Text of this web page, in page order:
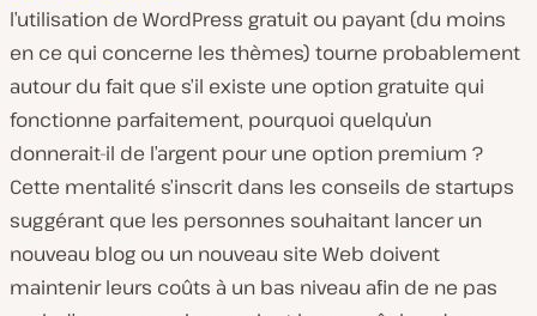
l’utilisation de WordPress gratuit ou payant (du moins
en ce qui concerne les thèmes) tourne probablement
autour du fait que s’il existe une option gratuite qui
fonctionne parfaitement, pourquoi quelqu’un
donnerait-il de l’argent pour une option premium ?
Cette mentalité s’inscrit dans les conseils de startups
suggérant que les personnes souhaitant lancer un
nouveau blog ou un nouveau site Web doivent
maintenir leurs coûts à un bas niveau afin de ne pas